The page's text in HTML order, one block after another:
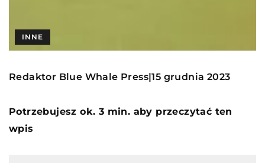
INNE
Redaktor Blue Whale Press|15 grudnia 2023
Potrzebujesz ok. 3 min. aby przeczytać ten
wpis